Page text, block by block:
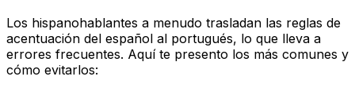
Los hispanohablantes a menudo trasladan las reglas de
acentuación del español al portugués, lo que lleva a
errores frecuentes. Aquí te presento los más comunes y
cómo evitarlos: